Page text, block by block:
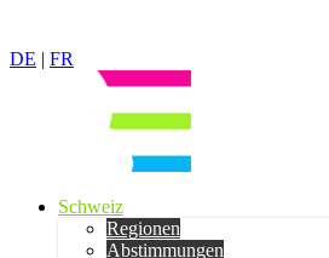
DE | FR
Schweiz
Regionen
Abstimmungen